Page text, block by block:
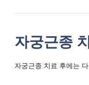
자궁근종
자궁근종 치료 후에는